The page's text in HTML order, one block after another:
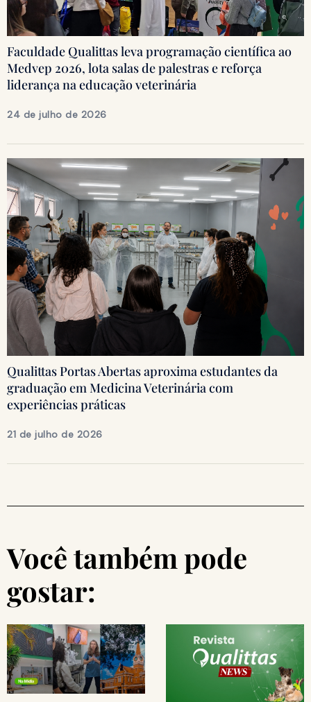
Faculdade Qualittas leva programação científica ao
Medvep 2026, lota salas de palestras e reforça
liderança na educação veterinária
24 de julho de 2026
Qualittas Portas Abertas aproxima estudantes da
graduação em Medicina Veterinária com
experiências práticas
21 de julho de 2026
Você também pode
gostar: